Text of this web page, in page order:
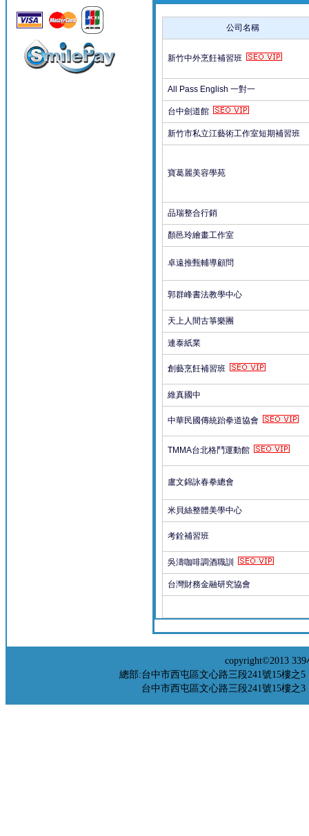
公司名稱
新竹中外烹飪補習班
All Pass English 一對一
台中劍道館
新竹市私立江藝術工作室短期補習班
寶葛麗美容學苑
品瑞整合行銷
顏邑玲繪畫工作室
卓遠推甄輔導顧問
郭群峰書法教學中心
天上人間古箏樂團
連泰紙業
創藝烹飪補習班
維真國中
中華民國傳統跆拳道協會
TMMA台北格鬥運動館
盧文錦詠春拳總會
米貝絲整體美學中心
考銓補習班
吳濤咖啡調酒職訓
台灣財務金融研究協會
copyright©2013
總部:台中市西屯區文心路三段241號15樓
台中市西屯區文心路三段241號15樓